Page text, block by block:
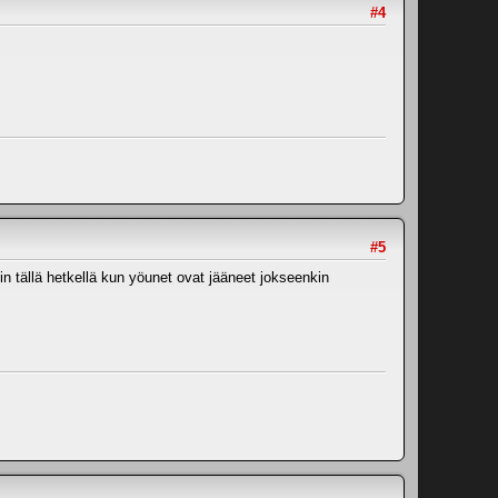
#4
#5
tällä hetkellä kun yöunet ovat jääneet jokseenkin